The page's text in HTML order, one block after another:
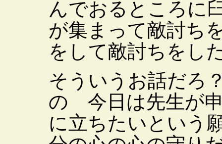
んでおるところに
が集まって敵討ち
をして敵討ちをし
そういうお話だろ
の 今日は先生が
に立ちたいという